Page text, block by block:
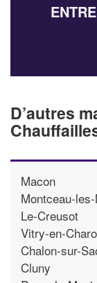
D’autres
Macon
Montceau-
Le-Creusot
Vitry-en-
Chalon-sur-
Cluny